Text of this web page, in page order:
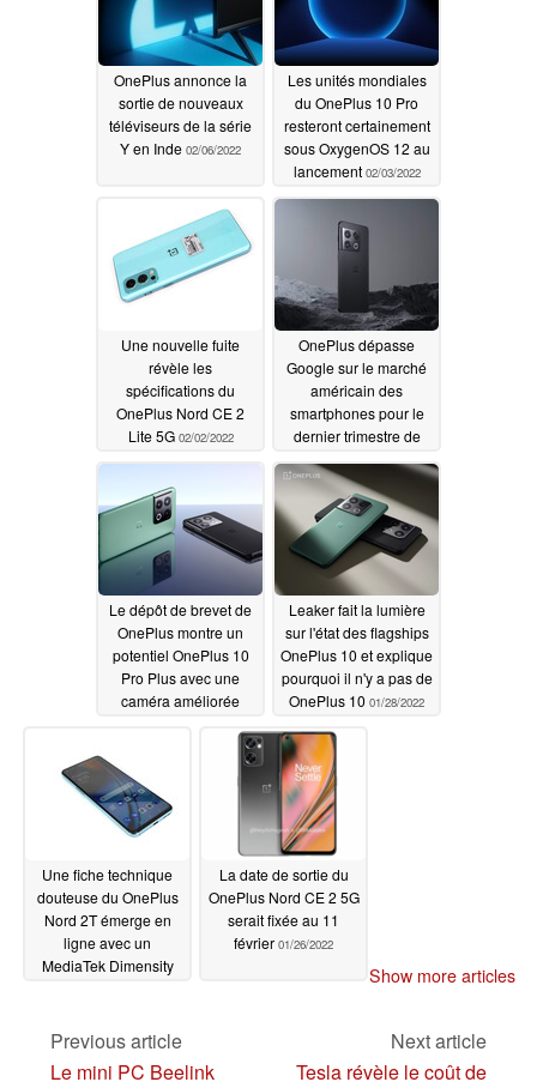
OnePlus annonce la
sortie de nouveaux
téléviseurs de la série
Y en Inde 02/06/2022
Les unités mondiales
du OnePlus 10 Pro
resteront certainement
sous OxygenOS 12 au
lancement 02/03/2022
Une nouvelle fuite
révèle les
spécifications du
OnePlus Nord CE 2
Lite 5G 02/02/2022
OnePlus dépasse
Google sur le marché
américain des
smartphones pour le
dernier trimestre de
202101/30/2022
Le dépôt de brevet de
OnePlus montre un
potentiel OnePlus 10
Pro Plus avec une
caméra améliorée
Leaker fait la lumière
sur l'état des flagships
OnePlus 10 et explique
pourquoi il n'y a pas de
OnePlus 10 01/28/2022
Une fiche technique
douteuse du OnePlus
Nord 2T émerge en
ligne avec un
MediaTek Dimensity
barre01/27/2022
La date de sortie du
OnePlus Nord CE 2 5G
serait fixée au 11
février 01/26/2022
Show more articles
Previous article
Le mini PC Beelink
Next article
Tesla révèle le coût de